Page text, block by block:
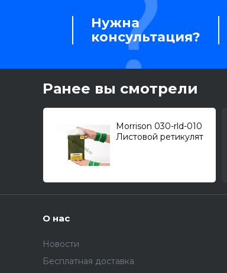
Нужна
консультация?
Ранее вы смотрели
Morrison 030-rld-010
Листовой ретикулят
О нас
Новости
Бесплатная доставка